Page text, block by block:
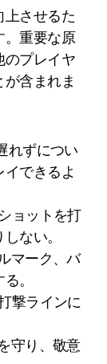
上させるた
。重要な原
のプレイヤ
含まれま
れずについ
できるよ
ョットを打
ない。
マーク、バ
。
撃ラインに
守り、敬意